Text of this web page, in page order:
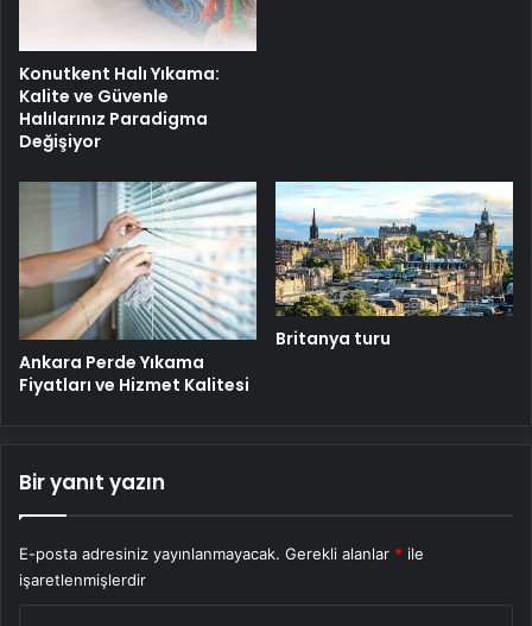
Konutkent Halı Yıkama:
Kalite ve Güvenle
Halılarınız Paradigma
Değişiyor
Ankara Perde Yıkama
Fiyatları ve Hizmet Kalitesi
Britanya turu
Bir yanıt yazın
E-posta adresiniz yayınlanmayacak. Gerekli alanlar * ile
işaretlenmişlerdir